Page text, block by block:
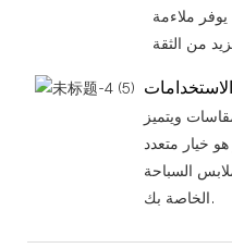
ملاءمة
ويتميز
خيار متعدد
السباحة
الخاصة بك.